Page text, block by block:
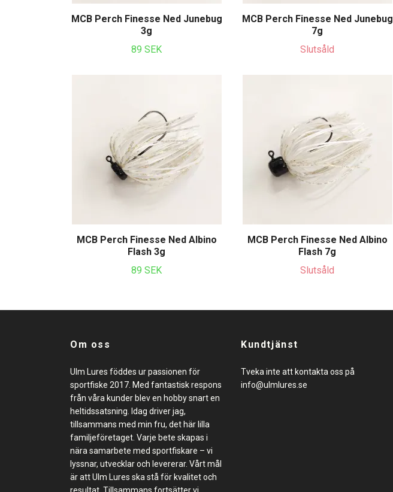
MCB Perch Finesse Ned Junebug
3g
89 SEK
MCB Perch Finesse Ned Junebug
7g
Slutsåld
MCB Perch Finesse Ned Albino
Flash 3g
89 SEK
MCB Perch Finesse Ned Albino
Flash 7g
Slutsåld
Om oss
Ulm Lures föddes ur passionen för
sportfiske 2017. Med fantastisk respons
från våra kunder blev en hobby snart en
heltidssatsning. Idag driver jag,
tillsammans med min fru, det här lilla
familjeföretaget. Varje bete skapas i
nära samarbete med sportfiskare – vi
lyssnar, utvecklar och levererar. Vårt mål
är att Ulm Lures ska stå för kvalitet och
Kundtjänst
Tveka inte att kontakta oss på
info@ulmlures.se